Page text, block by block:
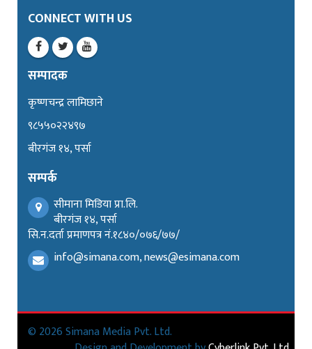
CONNECT WITH US
सम्पादक
कृष्णचन्द्र लामिछाने
९८५५०२२४९७
बीरगंज १४, पर्सा
सम्पर्क
सीमाना मिडिया प्रा.लि.
बीरगंज १४, पर्सा
सि.न.दर्ता प्रमाणपत्र नं.१८४०/०७६/७७/
info@simana.com, news@esimana.com
© 2026 Simana Media Pvt. Ltd.